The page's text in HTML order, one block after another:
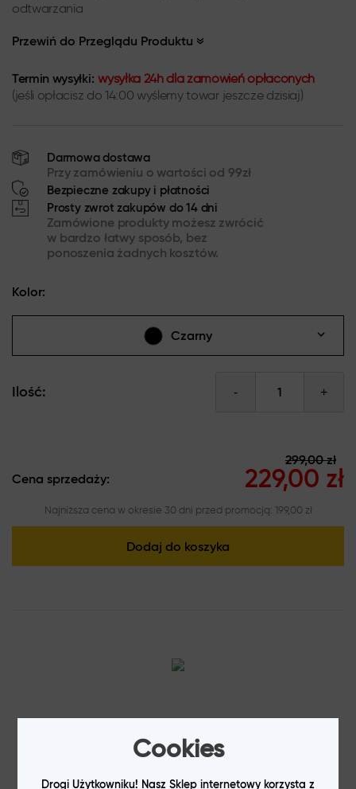
odtwarzania
Przewiń do Przeglądu Produktu
Termin wysyłki: wysyłka 24h dla zamówień opłaconych
(jeśli opłacisz do 14:00 wyślemy towar jeszcze dzisiaj)
Darmowa dostawa
Przy zamówieniu o wartości od 99zł
Bezpieczne zakupy i płatności
Prosty zwrot zakupów do 14 dni
Zamówione produkty możesz zwrócić
w bardzo łatwy sposób, bez
ponoszenia żadnych kosztów.
Kolor:
Czarny
Ilość: - +
Cena sprzedaży:
299,00 zł
229,00 zł
Najniższa cena w okresie 30 dni przed promocją: 199,00 zł
Dodaj do koszyka
Cookies
Drogi Użytkowniku! Nasz Sklep internetowy korzysta z